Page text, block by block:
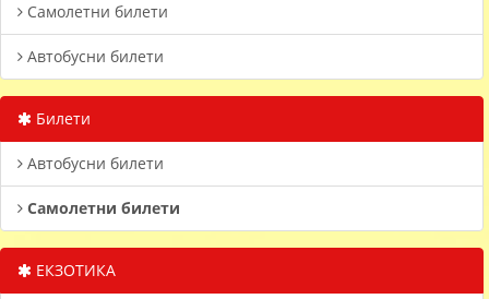
Самолетни билети
Автобусни билети
Билети
Автобусни билети
Самолетни билети
ЕКЗОТИКА